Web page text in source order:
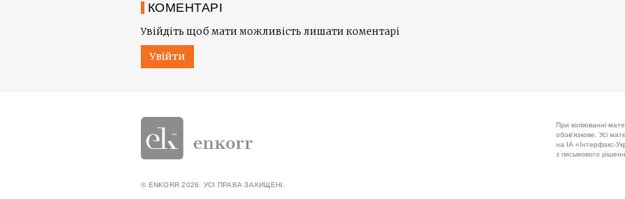
КОМЕНТАРІ
Увійдіть щоб мати можливість лишати коментарі
Увійти
При копіюванні
обов'язкове. Усі
на ІА «Інтерфакс-
з письмового
© ENKORR 2026. УСІ ПРАВА ЗАХИЩЕНІ.